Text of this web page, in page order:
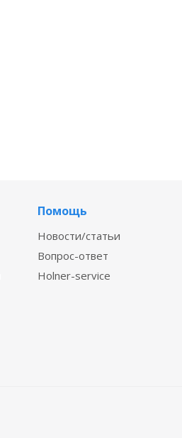
Помощь
Новости/статьи
Вопрос-ответ
Holner-service